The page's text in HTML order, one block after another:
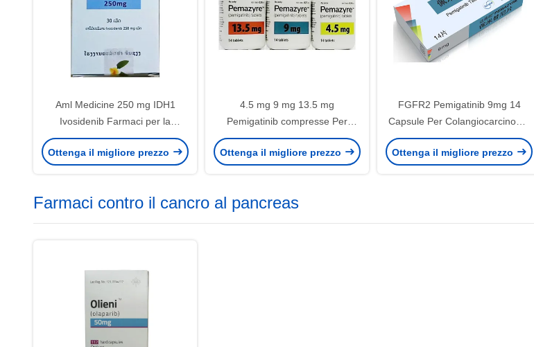
Aml Medicine 250 mg IDH1
Ivosidenib Farmaci per la
leucemia mieloide acuta
Ottenga il migliore prezzo
4.5 mg 9 mg 13.5 mg
Pemigatinib compresse Per
colangiocarcinoma intraepatico
Ottenga il migliore prezzo
FGFR2 Pemigatinib 9mg 14
Capsule Per Colangiocarcinoma
Intraepatico
Ottenga il migliore prezzo
Farmaci contro il cancro al pancreas